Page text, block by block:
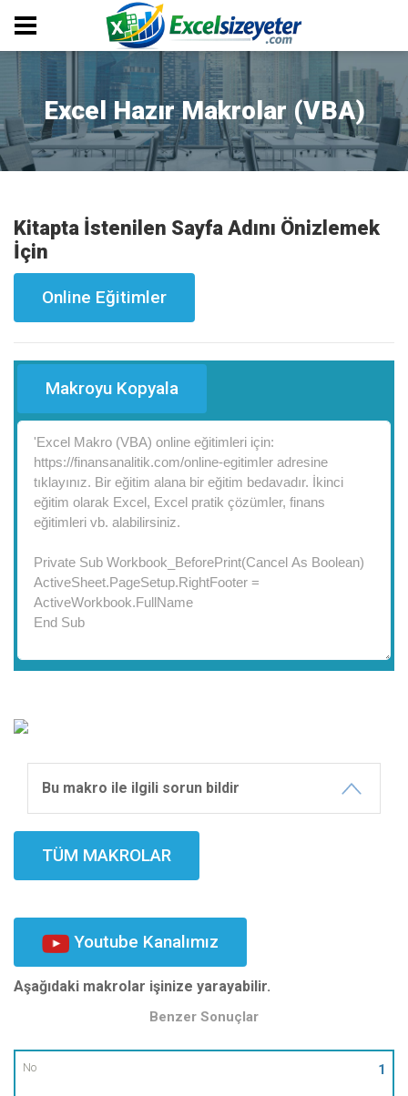
Excel Hazır Makrolar (VBA)
Kitapta İstenilen Sayfa Adını Önizlemek
İçin
Online Eğitimler
Makroyu Kopyala
Bu makro ile ilgili sorun bildir
TÜM MAKROLAR
Youtube Kanalımız
Aşağıdaki makrolar işinize yarayabilir.
Benzer Sonuçlar
No 1